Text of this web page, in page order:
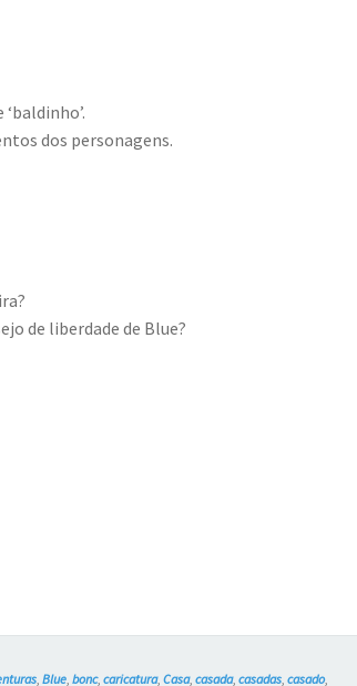
dos personagens.
de liberdade de Blue?
,Blue ,bonc,caricatura,Casa,casada,casadas ,casado,